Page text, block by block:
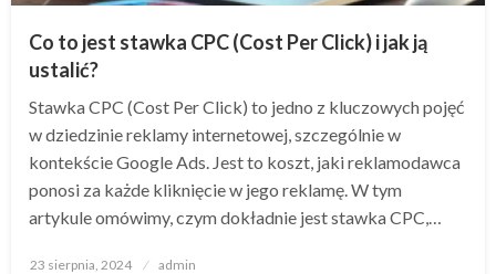
Co to jest stawka CPC (Cost Per Click) i jak ją
ustalić?
Stawka CPC (Cost Per Click) to jedno z kluczowych pojęć
w dziedzinie reklamy internetowej, szczególnie w
kontekście Google Ads. Jest to koszt, jaki reklamodawca
ponosi za każde kliknięcie w jego reklamę. W tym
artykule omówimy, czym dokładnie jest stawka CPC,…
Opublikowane
23 sierpnia, 2024 admin